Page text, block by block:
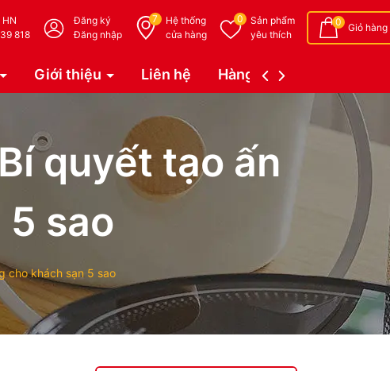
818
Đăng ký
Đăng nhập
7
Hệ thống
cửa hàng
0
Sản phẩm
yêu thích
0 Giỏ hàng
Giới thiệu Liên hệ Hàng đặt trước (Coming
quyết tạo ấn
sao
cho khách sạn 5 sao